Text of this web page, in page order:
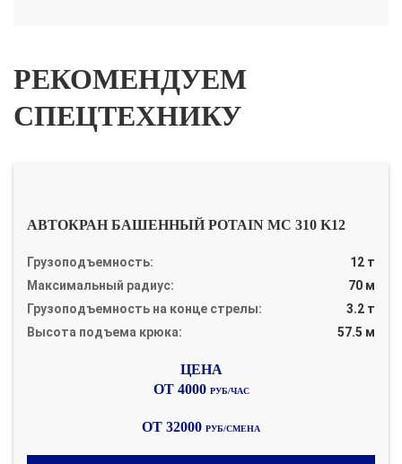
РЕКОМЕНДУЕМ
СПЕЦТЕХНИКУ
АВТОКРАН БАШЕННЫЙ POTAIN MC 310 K12
Грузоподъемность:
12 т
Максимальный радиус:
70 м
Грузоподъемность на конце стрелы:
3.2 т
Высота подъема крюка:
57.5 м
ОТ 4000 РУБ/ЧАС
ОТ 32000 РУБ/СМЕНА